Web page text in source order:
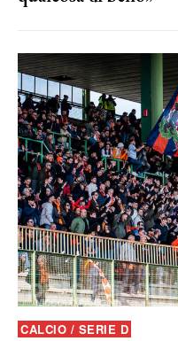
CALCIO / SERIE D